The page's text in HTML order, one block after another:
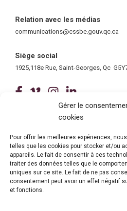
Gérer le
cookies
Pour offrir les meilleures expériences,
telles que les cookies pour stocker et/ou
appareils. Le fait de consentir à ces
traiter des données telles que le
uniques sur ce site. Le fait de ne pas
consentement peut avoir un effet négatif
et fonctions.
Relation avec les médias
communications@cssbe.gouv.qc.ca
Siège social
1925,118e Rue, Saint-Georges, Qc
(ce lien ouvre
(ce lien ouvre
(ce lien
Tous droits réservés © 2026 Centre de
Politique de confidentialité|
Conception site web : Ubéo solutions web